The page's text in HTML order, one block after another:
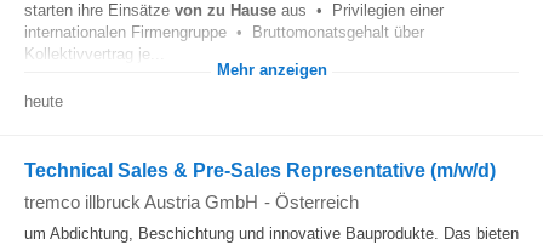
starten ihre Einsätze von zu Hause aus • Privilegien einer
internationalen Firmengruppe • Bruttomonatsgehalt über
Kollektivvertrag je...
Mehr anzeigen
heute
Technical Sales & Pre-Sales Representative (m/w/d)
tremco illbruck Austria GmbH - Österreich
um Abdichtung, Beschichtung und innovative Bauprodukte. Das bieten